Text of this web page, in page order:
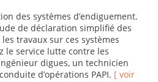
des systèmes d’endiguement.
de déclaration simplifié des
travaux sur ces systèmes
le service lutte contre les
digues, un technicien
d’opérations PAPI. [ voir